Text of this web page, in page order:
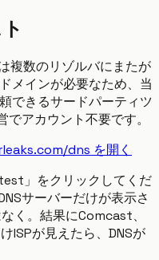
複数のリゾルバにまたが
メインが必要なため、当
できるサードパーティツ
アカウント不要です。
dns を開く
」をクリックしてくだ
サーバーだけが表示さ
く。結果にComcast、
ISPが見えたら、DNSが